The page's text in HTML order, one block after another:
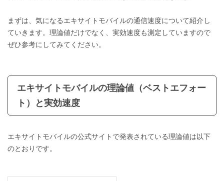
まずは、気になるエキサイトモバイルの通信速度について紹介し
ていきます。理論値だけでなく、実効速度も測定していますので
ぜひ参考にしてみてください。
エキサイトモバイルの理論値（ベストエフォー
ト）と実効速度
エキサイトモバイルの公式サイトで発表されている理論値は以下
のとおりです。